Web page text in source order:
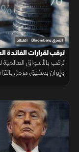
الشرق Bloomberg اقتصاد
ترقب لقرارات الفائدة
ترقب بالأسواق العالمية
وإيران بمضيق هرمز،